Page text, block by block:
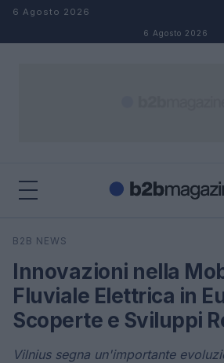
Salta al contenuto
6 Agosto 2026
6 Agosto 2026
Cerca
B2B NEWS
Innovazioni nella
Fluviale Elettrica in
Scoperte e Sviluppi
Vilnius segna un'importante